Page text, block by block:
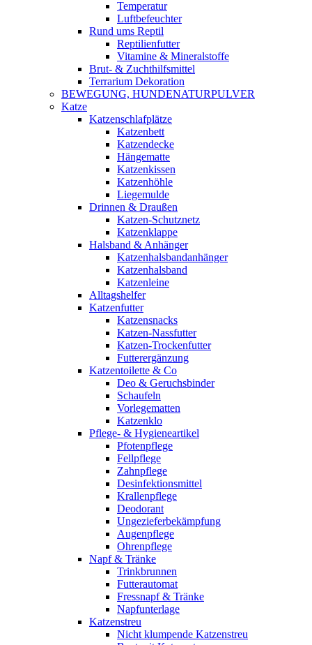
Temperatur
Luftbefeuchter
Rund ums Reptil
Reptilienfutter
Vitamine & Mineralstoffe
Brut- & Zuchthilfsmittel
Terrarium Dekoration
BEWEGUNG, HUNDENATURPULVER
Katze
Katzenschlafplätze
Katzenbett
Katzendecke
Hängematte
Katzenkissen
Katzenhöhle
Liegemulde
Drinnen & Draußen
Katzen-Schutznetz
Katzenklappe
Halsband & Anhänger
Katzenhalsbandanhänger
Katzenhalsband
Katzenleine
Alltagshelfer
Katzenfutter
Katzensnacks
Katzen-Nassfutter
Katzen-Trockenfutter
Futterergänzung
Katzentoilette & Co
Deo & Geruchsbinder
Schaufeln
Vorlegematten
Katzenklo
Pflege- & Hygieneartikel
Pfotenpflege
Fellpflege
Zahnpflege
Desinfektionsmittel
Krallenpflege
Deodorant
Ungezieferbekämpfung
Augenpflege
Ohrenpflege
Napf & Tränke
Trinkbrunnen
Futterautomat
Fressnapf & Tränke
Napfunterlage
Katzenstreu
Nicht klumpende Katzenstreu